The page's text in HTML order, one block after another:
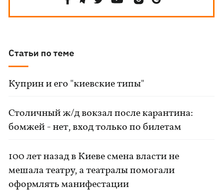
Статьи по теме
Куприн и его "киевские типы"
Столичный ж/д вокзал после карантина:
бомжей - нет, вход только по билетам
100 лет назад в Киеве смена власти не
мешала театру, а театралы помогали
оформлять манифестации